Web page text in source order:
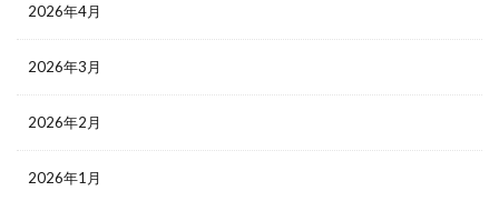
2026年4月
2026年3月
2026年2月
2026年1月